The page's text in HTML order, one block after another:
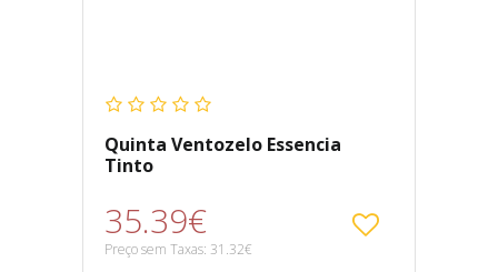
Quinta Ventozelo Essencia
Tinto
35.39€
Preço sem Taxas: 31.32€